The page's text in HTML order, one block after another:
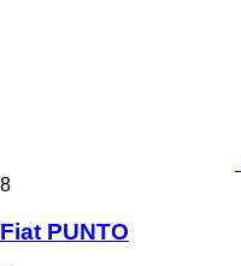
8
Fiat PUNTO